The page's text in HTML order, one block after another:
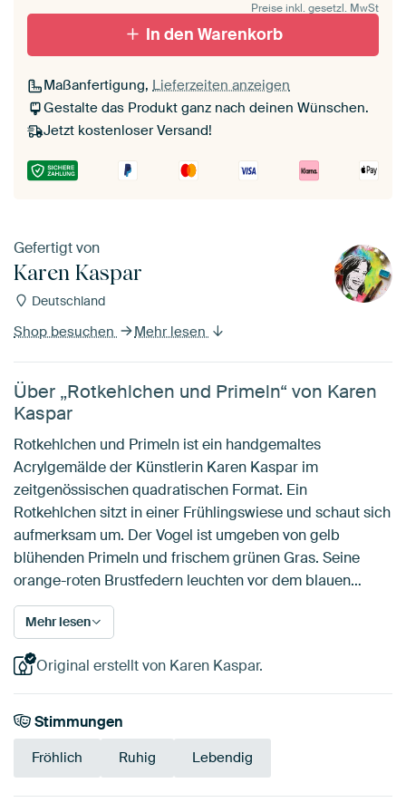
Preise inkl. gesetzl. MwSt
In den Warenkorb
Maßanfertigung, Lieferzeiten anzeigen
Gestalte das Produkt ganz nach deinen Wünschen.
Jetzt kostenloser Versand!
Gefertigt von
Karen Kaspar
Deutschland
Shop besuchen Mehr lesen
Über „Rotkehlchen und Primeln“ von Karen
Kaspar
Rotkehlchen und Primeln ist ein handgemaltes
Acrylgemälde der Künstlerin Karen Kaspar im
zeitgenössischen quadratischen Format. Ein
Rotkehlchen sitzt in einer Frühlingswiese und schaut sich
aufmerksam um. Der Vogel ist umgeben von gelb
blühenden Primeln und frischem grünen Gras. Seine
orange-roten Brustfedern leuchten vor dem blauen…
Mehr lesen
Original erstellt von Karen Kaspar.
Stimmungen
Fröhlich Ruhig Lebendig